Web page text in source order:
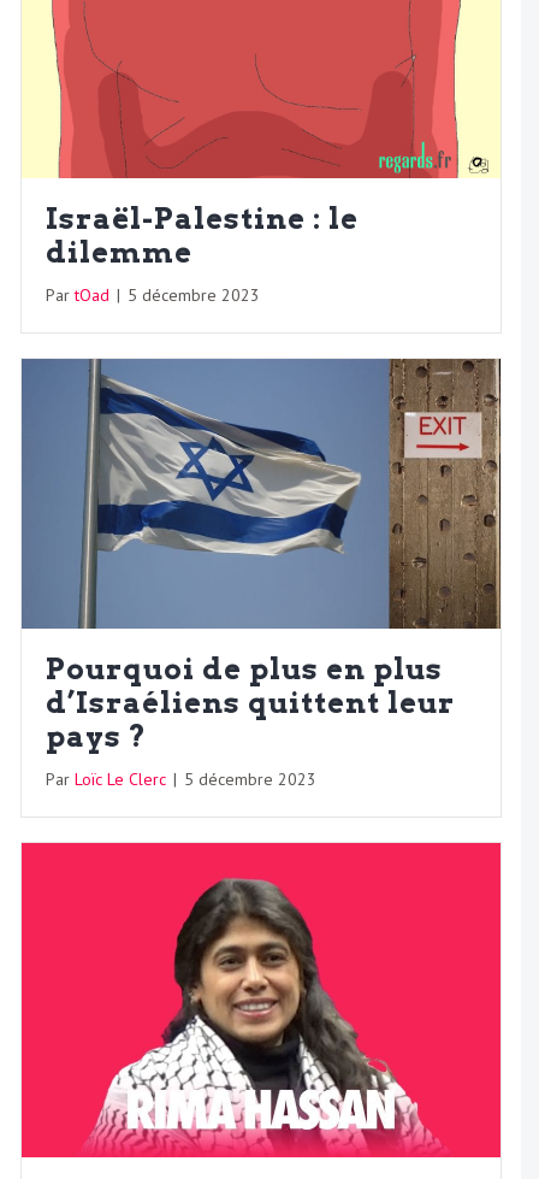
Israël-Palestine : le
dilemme
PartOad | 5 décembre 2023
Pourquoi de plus en plus
d’Israéliens quittent leur
pays ?
Par Loïc Le Clerc | 5 décembre 2023